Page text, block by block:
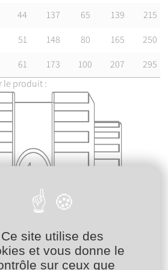
44 137 65 139
215
51 148 80 165
250
61 173 100 207
295
le produit :
Ce site utilise des
et vous donne le
sur ceux que